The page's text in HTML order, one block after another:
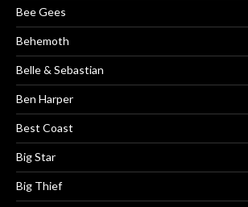
Bee Gees
Behemoth
Belle & Sebastian
Ben Harper
Best Coast
Big Star
Big Thief